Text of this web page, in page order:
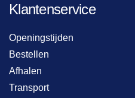
Klantenservice
Openingstijden
Bestellen
Afhalen
Transport